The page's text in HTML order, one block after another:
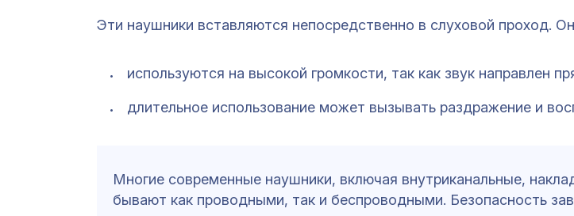
Эти наушники вставляются непосредственно в слуховой проход.
используются на высокой громкости, так как звук направлен
длительное использование может вызывать раздражение и
Многие современные наушники, включая внутриканальные,
бывают как проводными, так и беспроводными. Безопасность